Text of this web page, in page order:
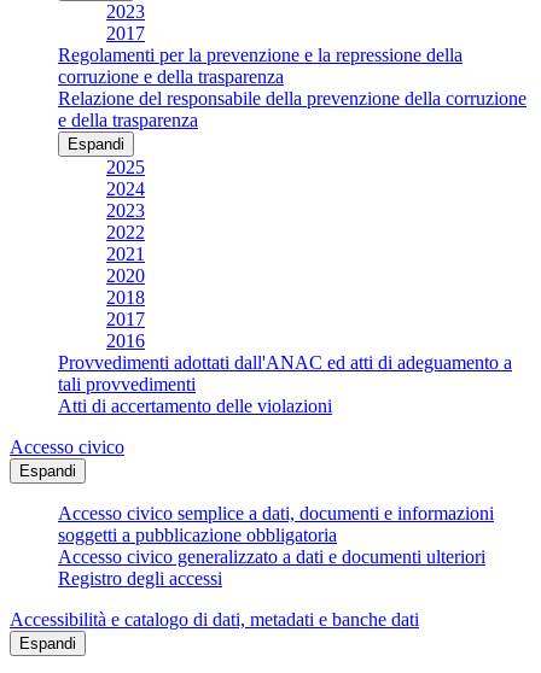
2023
2017
Regolamenti per la prevenzione e la repressione della
corruzione e della trasparenza
Relazione del responsabile della prevenzione della corruzione
e della trasparenza
Espandi
2025
2024
2023
2022
2021
2020
2018
2017
2016
Provvedimenti adottati dall'ANAC ed atti di adeguamento a
tali provvedimenti
Atti di accertamento delle violazioni
Accesso civico
Espandi
Accesso civico semplice a dati, documenti e informazioni
soggetti a pubblicazione obbligatoria
Accesso civico generalizzato a dati e documenti ulteriori
Registro degli accessi
Accessibilità e catalogo di dati, metadati e banche dati
Espandi